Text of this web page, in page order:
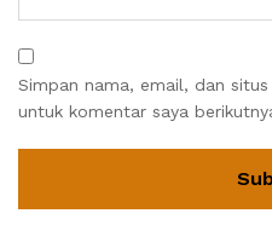
Simpan nama, email, dan
untuk komentar saya